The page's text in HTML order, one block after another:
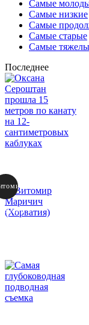
Самые
Самые низкие
Самые
Самые старые
Самые
Последнее